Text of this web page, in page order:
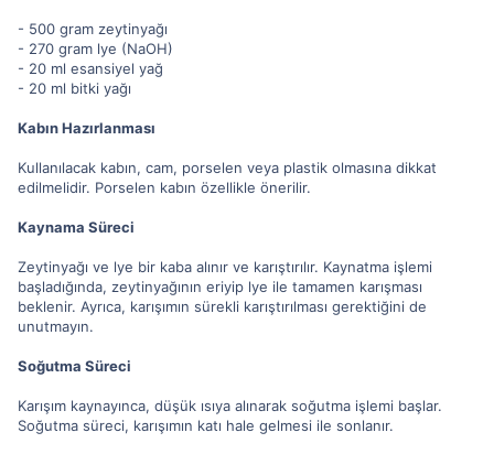
- 500 gram zeytinyağı
- 270 gram lye (NaOH)
- 20 ml esansiyel yağ
- 20 ml bitki yağı
Kabın Hazırlanması
Kullanılacak kabın, cam, porselen veya plastik olmasına dikkat
edilmelidir. Porselen kabın özellikle önerilir.
Kaynama Süreci
Zeytinyağı ve lye bir kaba alınır ve karıştırılır. Kaynatma işlemi
başladığında, zeytinyağının eriyip lye ile tamamen karışması
beklenir. Ayrıca, karışımın sürekli karıştırılması gerektiğini de
unutmayın.
Soğutma Süreci
Karışım kaynayınca, düşük ısıya alınarak soğutma işlemi başlar.
Soğutma süreci, karışımın katı hale gelmesi ile sonlanır.